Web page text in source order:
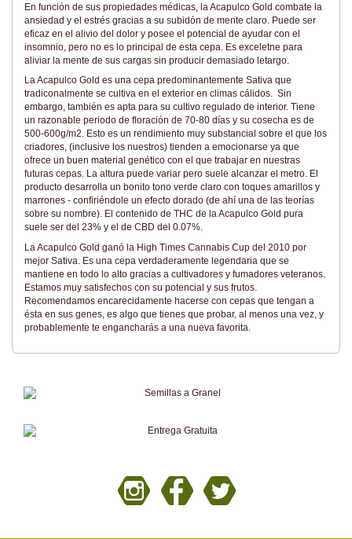
En función de sus propiedades médicas, la Acapulco Gold combate la
ansiedad y el estrés gracias a su subidón de mente claro. Puede ser
eficaz en el alivio del dolor y posee el potencial de ayudar con el
insomnio, pero no es lo principal de esta cepa. Es exceletne para
aliviar la mente de sus cargas sin producir demasiado letargo.
La Acapulco Gold es una cepa predominantemente Sativa que
tradiconalmente se cultiva en el exterior en climas cálidos. Sin
embargo, también es apta para su cultivo regulado de interior. Tiene
un razonable periodo de floración de 70-80 días y su cosecha es de
500-600g/m2. Esto es un rendimiento muy substancial sobre el que los
criadores, (inclusive los nuestros) tienden a emocionarse ya que
ofrece un buen material genético con el que trabajar en nuestras
futuras cepas. La altura puede variar pero suele alcanzar el metro. El
producto desarrolla un bonito tono verde claro con toques amarillos y
marrones - confiriéndole un efecto dorado (de ahí una de las teorías
sobre su nombre). El contenido de THC de la Acapulco Gold pura
suele ser del 23% y el de CBD del 0.07%.
La Acapulco Gold ganó la High Times Cannabis Cup del 2010 por
mejor Sativa. Es una cepa verdaderamente legendaria que se
mantiene en todo lo alto gracias a cultivadores y fumadores veteranos.
Estamos muy satisfechos con su potencial y sus frutos.
Recomendamos encarecidamente hacerse con cepas que tengan a
ésta en sus genes, es algo que tienes que probar, al menos una vez, y
probablemente te engancharás a una nueva favorita.